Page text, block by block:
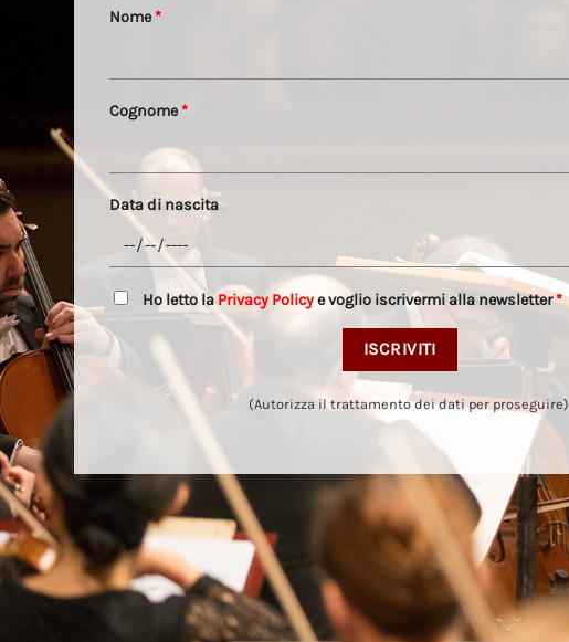
Nome*
Cognome*
Data di nascita
Ho letto la Privacy Policye voglio iscrivermi alla newsletter*
(Autorizza il trattamento dei dati per proseguire)